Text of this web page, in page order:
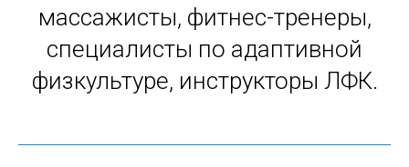
массажисты, фитнес-тренеры,
специалисты по адаптивной
физкультуре, инструкторы ЛФК.